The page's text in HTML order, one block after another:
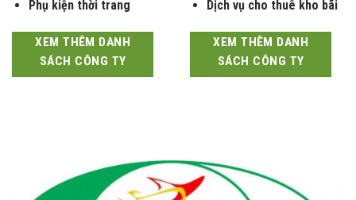
Phụ kiện thời trang
XEM THÊM DANH
SÁCH CÔNG TY
Dịch vụ cho thuê kho bãi
XEM THÊM DANH
SÁCH CÔNG TY